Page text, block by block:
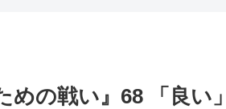
の戦い』68 「良い」